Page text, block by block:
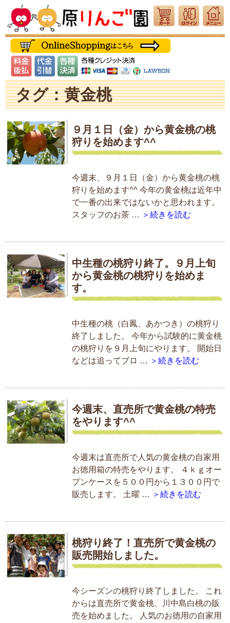
タグ：黄金桃
９月１日（金）から黄金桃の桃
狩りを始めます^^
今週末、９月１日（金）から黄金桃の桃
狩りを始めます^^ 今年の黄金桃は近年中
で一番の出来ではないかと思われます。
スタッフのお茶 … ＞続きを読む
中生種の桃狩り終了。９月上旬
から黄金桃の桃狩りを始めま
す。
中生種の桃（白鳳、あかつき）の桃狩り
終了しました。 今年から試験的に黄金桃
の桃狩りを９月上旬にやります。 開始日
などは追ってブロ … ＞続きを読む
今週末、直売所で黄金桃の特売
をやります^^
今週末は直売所で人気の黄金桃の自家用
お徳用箱の特売をやります。 ４ｋｇオー
プンケースを５００円から１３００円で
販売します。 土曜 … ＞続きを読む
桃狩り終了！直売所で黄金桃の
販売開始しました。
今シーズンの桃狩り終了しました。 これ
からは直売所で黄金桃、川中島白桃の販
売を始めました。 人気のお徳用の自家用